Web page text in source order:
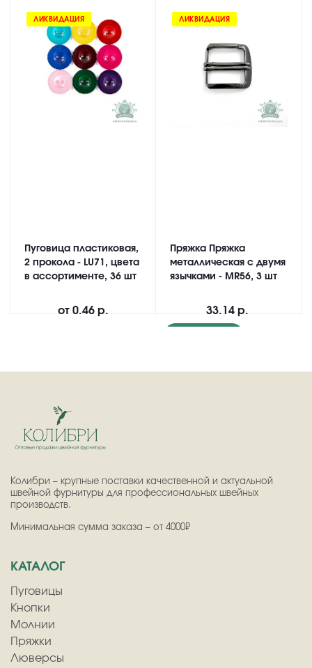
ЛИКВИДАЦИЯ
Пуговица пластиковая,
2 прокола - LU71, цвета
в ассортименте, 36 шт
от 0.46 р.
ЛИКВИДАЦИЯ
Пряжка Пряжка
металлическая с двумя
язычками - MR56, 3 шт
33.14 р.
Колибри – крупные поставки качественной и актуальной
швейной фурнитуры для профессиональных швейных
производств.
Минимальная сумма заказа – от 4000₽
КАТАЛОГ
Пуговицы
Кнопки
Молнии
Пряжки
Люверсы